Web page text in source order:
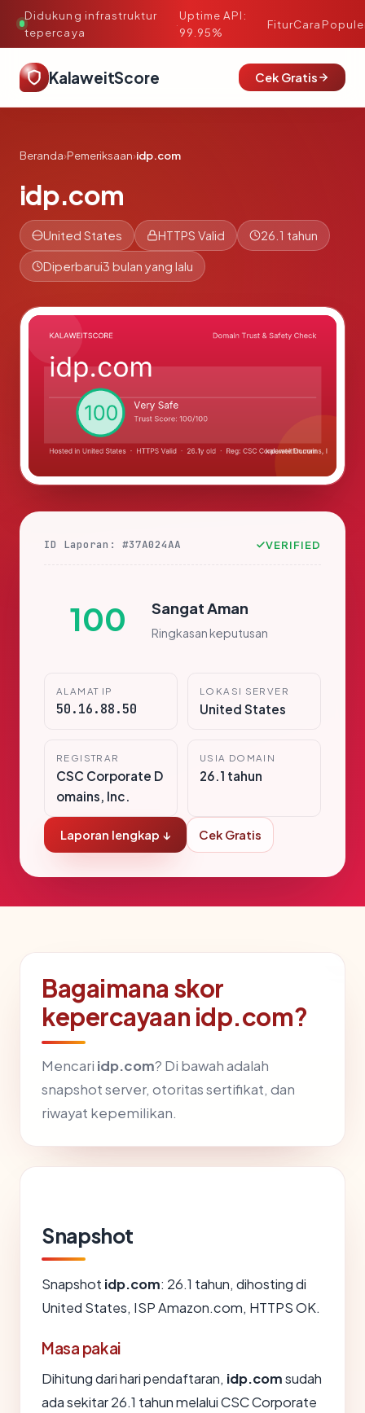
Didukung infrastruktur
tepercaya
·
Uptime API:
99.95%
FiturCara
KalaweitScore Cek Gratis
Beranda›Pemeriksaan›idp.com
idp.com
United States HTTPS Valid 26.1 tahun
Diperbarui3 bulan yang lalu
ID Laporan: #37A024AA VERIFIED
100 Sangat Aman
Ringkasan keputusan
ALAMAT IP
50.16.88.50
LOKASI SERVER
United States
REGISTRAR
CSC Corporate D
omains, Inc.
USIA DOMAIN
26.1 tahun
Laporan lengkap ↓ Cek Gratis
Bagaimana skor
kepercayaan idp.com?
Mencari idp.com? Di bawah adalah
snapshot server, otoritas sertifikat, dan
riwayat kepemilikan.
Snapshot
Snapshot idp.com: 26.1 tahun, dihosting di
United States, ISP Amazon.com, HTTPS OK.
Masa pakai
Dihitung dari hari pendaftaran, idp.comsudah
ada sekitar 26.1 tahun melalui CSC Corporate